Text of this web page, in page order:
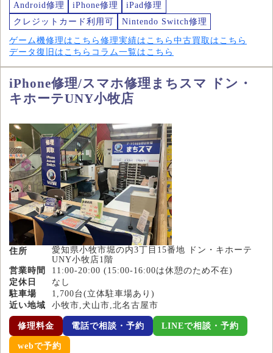
Android修理 iPhone修理
iPad修理
クレジットカード利用可
Nintendo Switch修理
ゲーム機修理はこちら 修理実績はこちら 中古買取はこちら
データ復旧はこちら コラム一覧はこちら
iPhone修理/スマホ修理まちスマ ドン・
キホーテUNY小牧店
住所
愛知県小牧市堀の内3丁目15番地 ドン・キホーテ
UNY小牧店1階
営業時間
11:00-20:00 (15:00-16:00は休憩のため不在)
定休日
なし
駐車場
1,700台(立体駐車場あり)
近い地域
小牧市,犬山市,北名古屋市
修理料金 電話で相談・予約 LINEで相談・予約
webで予約